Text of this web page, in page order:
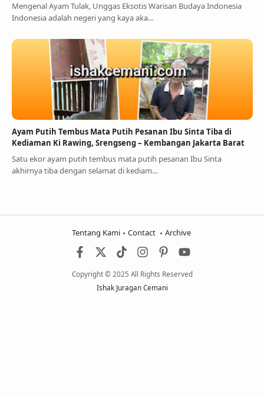
Mengenal Ayam Tulak, Unggas Eksotis Warisan Budaya Indonesia
Indonesia adalah negeri yang kaya aka…
Ayam Putih Tembus Mata Putih Pesanan Ibu Sinta Tiba di
Kediaman Ki Rawing, Srengseng – Kembangan Jakarta Barat
Satu ekor ayam putih tembus mata putih pesanan Ibu Sinta
akhirnya tiba dengan selamat di kediam…
Tentang Kami Contact Archive
Copyright © 2025 All Rights Reserved
Ishak Juragan Cemani